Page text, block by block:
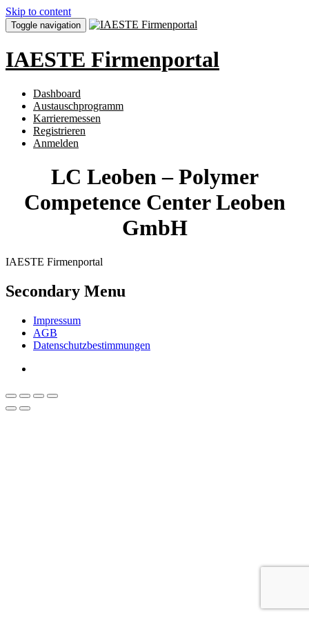
Skip to content
Toggle navigation
IAESTE Firmenportal
Dashboard
Austauschprogramm
Karrieremessen
Registrieren
Anmelden
LC Leoben – Polymer
Competence Center Leoben
GmbH
IAESTE Firmenportal
Secondary Menu
Impressum
AGB
Datenschutzbestimmungen